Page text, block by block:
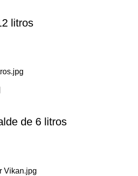
litros
de 6 litros